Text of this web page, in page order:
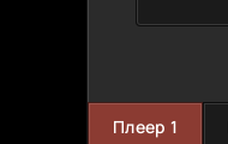
Плеер 1